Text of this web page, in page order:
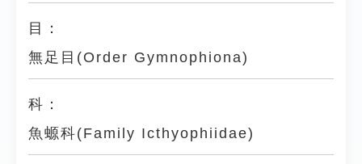
目：
無足目(Order Gymnophiona)
科：
魚螈科(Family Icthyophiidae)